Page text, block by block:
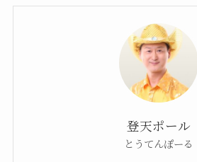
登天ポール
とうてんぽーる